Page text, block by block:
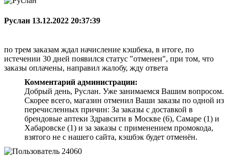
Руслан 13.12.2022 20:37:39
по трем заказам ждал начисление кэшбека, в итоге, по
истечении 30 дней появился статус "отменен", при том, что
заказы оплачены, направил жалобу, жду ответа
Комментарий администрации:
Добрый день, Руслан. Уже занимаемся Вашим вопросом.
Скорее всего, магазин отменил Ваши заказы по одной из
перечисленных причин: За заказы с доставкой в
брендовые аптеки Здравсити в Москве (6), Самаре (1) и
Хабаровске (1) и за заказы с применением промокода,
взятого не с нашего сайта, кэшбэк будет отменён.